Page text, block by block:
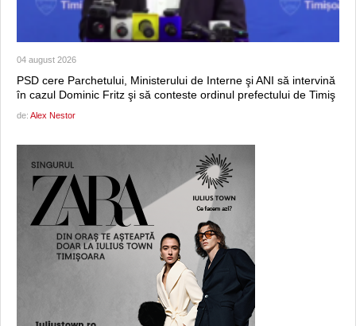
04 august 2026
PSD cere Parchetului, Ministerului de Interne şi ANI să intervină
în cazul Dominic Fritz şi să conteste ordinul prefectului de Timiş
de: Alex Nestor